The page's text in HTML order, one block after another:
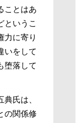
ことはあ
というこ
力に寄り
いをして
堕落して
氏は、
の関係修